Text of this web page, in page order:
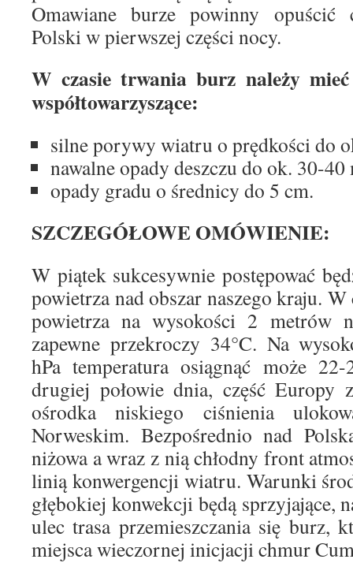
Omawiane burze powinny opuścić
Polski w pierwszej części nocy.
W czasie trwania burz należy
współtowarzyszące:
silne porywy wiatru o prędkości do
nawalne opady deszczu do ok. 30-40
opady gradu o średnicy do 5 cm.
SZCZEGÓŁOWE OMÓWIENIE:
W piątek sukcesywnie postępować
powietrza nad obszar naszego kraju.
powietrza na wysokości 2 metrów
zapewne przekroczy 34°C. Na
hPa temperatura osiągnąć może 22-
drugiej połowie dnia, część Europy
ośrodka niskiego ciśnienia
Norweskim. Bezpośrednio nad
niżowa a wraz z nią chłodny front
linią konwergencji wiatru. Warunki
głębokiej konwekcji będą sprzyjające,
ulec trasa przemieszczania się burz,
miejsca wieczornej inicjacji chmur